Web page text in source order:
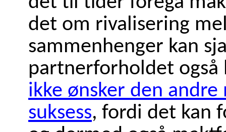
det om rivalisering
sammenhenger kan
partnerforholdet også
ikke ønsker den
suksess, fordi det kan